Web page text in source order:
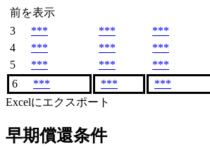
前を表示
3
*** *** ***
4
*** *** ***
5
*** *** ***
6
*** *** ***
Excelにエクスポート
早期償還条件